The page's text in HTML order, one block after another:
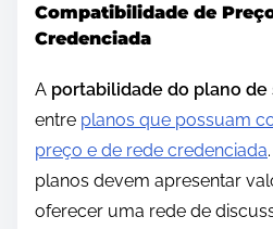
Compatibilidade de
Credenciada
A portabilidade do plano de
entre planos que possuam
preço e de rede credenciada
planos devem apresentar
oferecer uma rede de